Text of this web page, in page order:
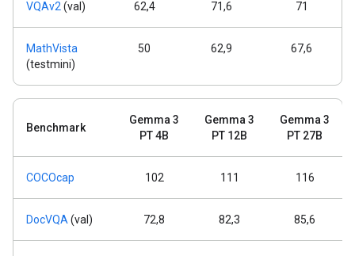
VQAv2 (val) 62,4 71,6 71
MathVista
(testmini)
50 62,9 67,6
Benchmark
Gemma 3
PT 4B
Gemma 3
PT 12B
Gemma 3
PT 27B
COCOcap 102 111 116
DocVQA (val) 72,8 82,3 85,6